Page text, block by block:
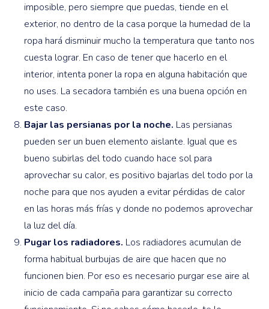
imposible, pero siempre que puedas, tiende en el
exterior, no dentro de la casa porque la humedad de la
ropa hará disminuir mucho la temperatura que tanto nos
cuesta lograr. En caso de tener que hacerlo en el
interior, intenta poner la ropa en alguna habitación que
no uses. La secadora también es una buena opción en
este caso.
Bajar las persianas por la noche. Las persianas
pueden ser un buen elemento aislante. Igual que es
bueno subirlas del todo cuando hace sol para
aprovechar su calor, es positivo bajarlas del todo por la
noche para que nos ayuden a evitar pérdidas de calor
en las horas más frías y donde no podemos aprovechar
la luz del día.
Pugar los radiadores. Los radiadores acumulan de
forma habitual burbujas de aire que hacen que no
funcionen bien. Por eso es necesario purgar ese aire al
inicio de cada campaña para garantizar su correcto